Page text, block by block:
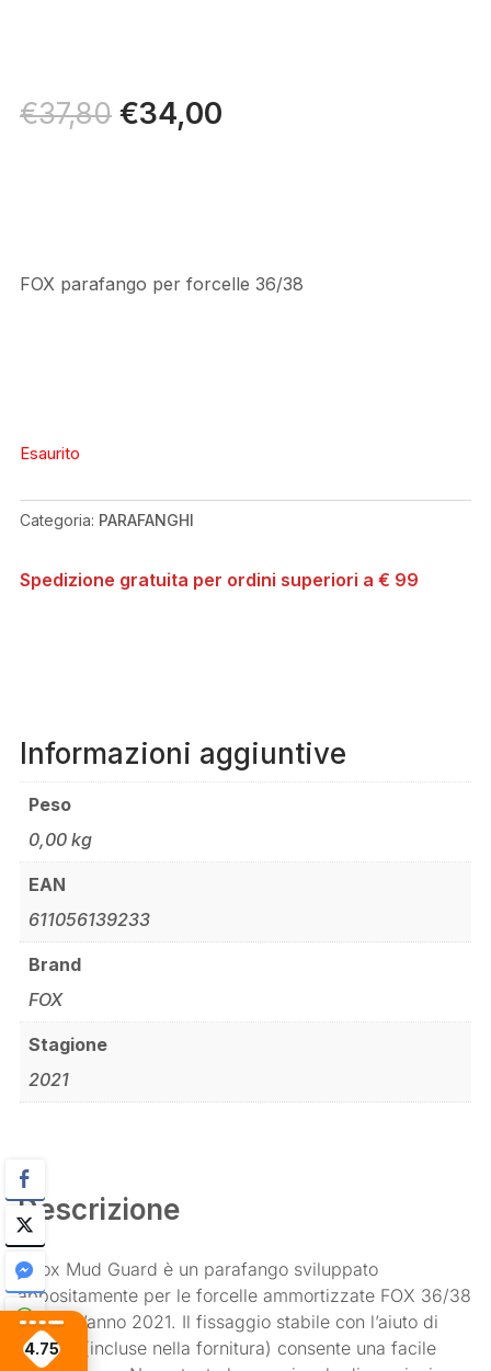
€37,80 Il
prezzo
€34,00Il
FOX parafango per forcelle 36/38
Esaurito
Categoria: PARAFANGHI
Spedizione gratuita per ordini superiori a € 99
Informazioni aggiuntive
Peso
0,00 kg
EAN
611056139233
Brand
FOX
Stagione
2021
Descrizione
Il Fox Mud Guard è un parafango sviluppato
appositamente per le forcelle ammortizzate FOX 36/38
mm dell’anno 2021. Il fissaggio stabile con l’aiuto di
due viti (incluse nella fornitura) consente una facile
4.75